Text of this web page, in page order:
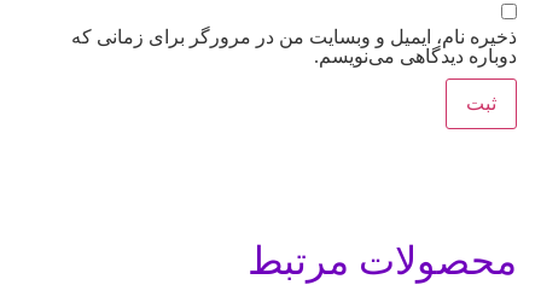
ذخیره نام، ایمیل و وبسایت من در مرورگر برای زمانی که
دوباره دیدگاهی می‌نویسم.
محصولات مرتبط